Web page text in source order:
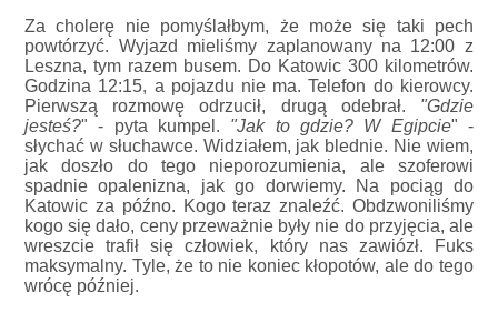
Za cholerę nie pomyślałbym, że może się taki pech
powtórzyć. Wyjazd mieliśmy zaplanowany na 12:00 z
Leszna, tym razem busem. Do Katowic 300 kilometrów.
Godzina 12:15, a pojazdu nie ma. Telefon do kierowcy.
Pierwszą rozmowę odrzucił, drugą odebrał. "Gdzie
jesteś?" - pyta kumpel. "Jak to gdzie? W Egipcie" -
słychać w słuchawce. Widziałem, jak blednie. Nie wiem,
jak doszło do tego nieporozumienia, ale szoferowi
spadnie opalenizna, jak go dorwiemy. Na pociąg do
Katowic za późno. Kogo teraz znaleźć. Obdzwoniliśmy
kogo się dało, ceny przeważnie były nie do przyjęcia, ale
wreszcie trafił się człowiek, który nas zawiózł. Fuks
maksymalny. Tyle, że to nie koniec kłopotów, ale do tego
wrócę później.